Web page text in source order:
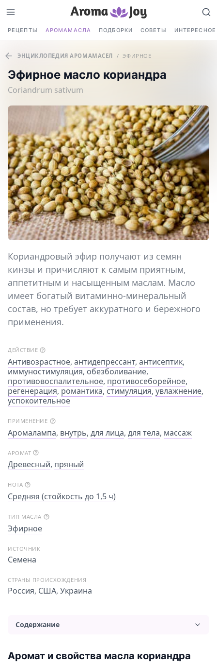
РЕЦЕПТЫ АРОМАМАСЛА ПОДБОРКИ СОВЕТЫ ИНТЕРЕСНОЕ
ЭНЦИКЛОПЕДИЯ АРОМАМАСЕЛ / ЭФИРНОЕ
Эфирное масло кориандра
Coriandrum sativum
Кориандровый эфир получают из семян
кинзы и причисляют к самым приятным,
аппетитным и насыщенным маслам. Масло
имеет богатый витаминно-минеральный
состав, но требует аккуратного и бережного
применения.
ДЕЙСТВИЕ
Антивозрастное, антидепрессант, антисептик,
иммуностимуляция, обезболивание,
противовоспалительное, противосеборейное,
регенерация, романтика, стимуляция, увлажнение,
успокоительное
ПРИМЕНЕНИЕ
Аромалампа, внутрь, для лица, для тела, массаж
АРОМАТ
Древесный, пряный
НОТА
Средняя (стойкость до 1,5 ч)
ТИП МАСЛА
Эфирное
ИСТОЧНИК
Семена
СТРАНЫ ПРОИСХОЖДЕНИЯ
Россия, США, Украина
Содержание
Применение и польза масла кориандра
Аромат и свойства масла кориандра